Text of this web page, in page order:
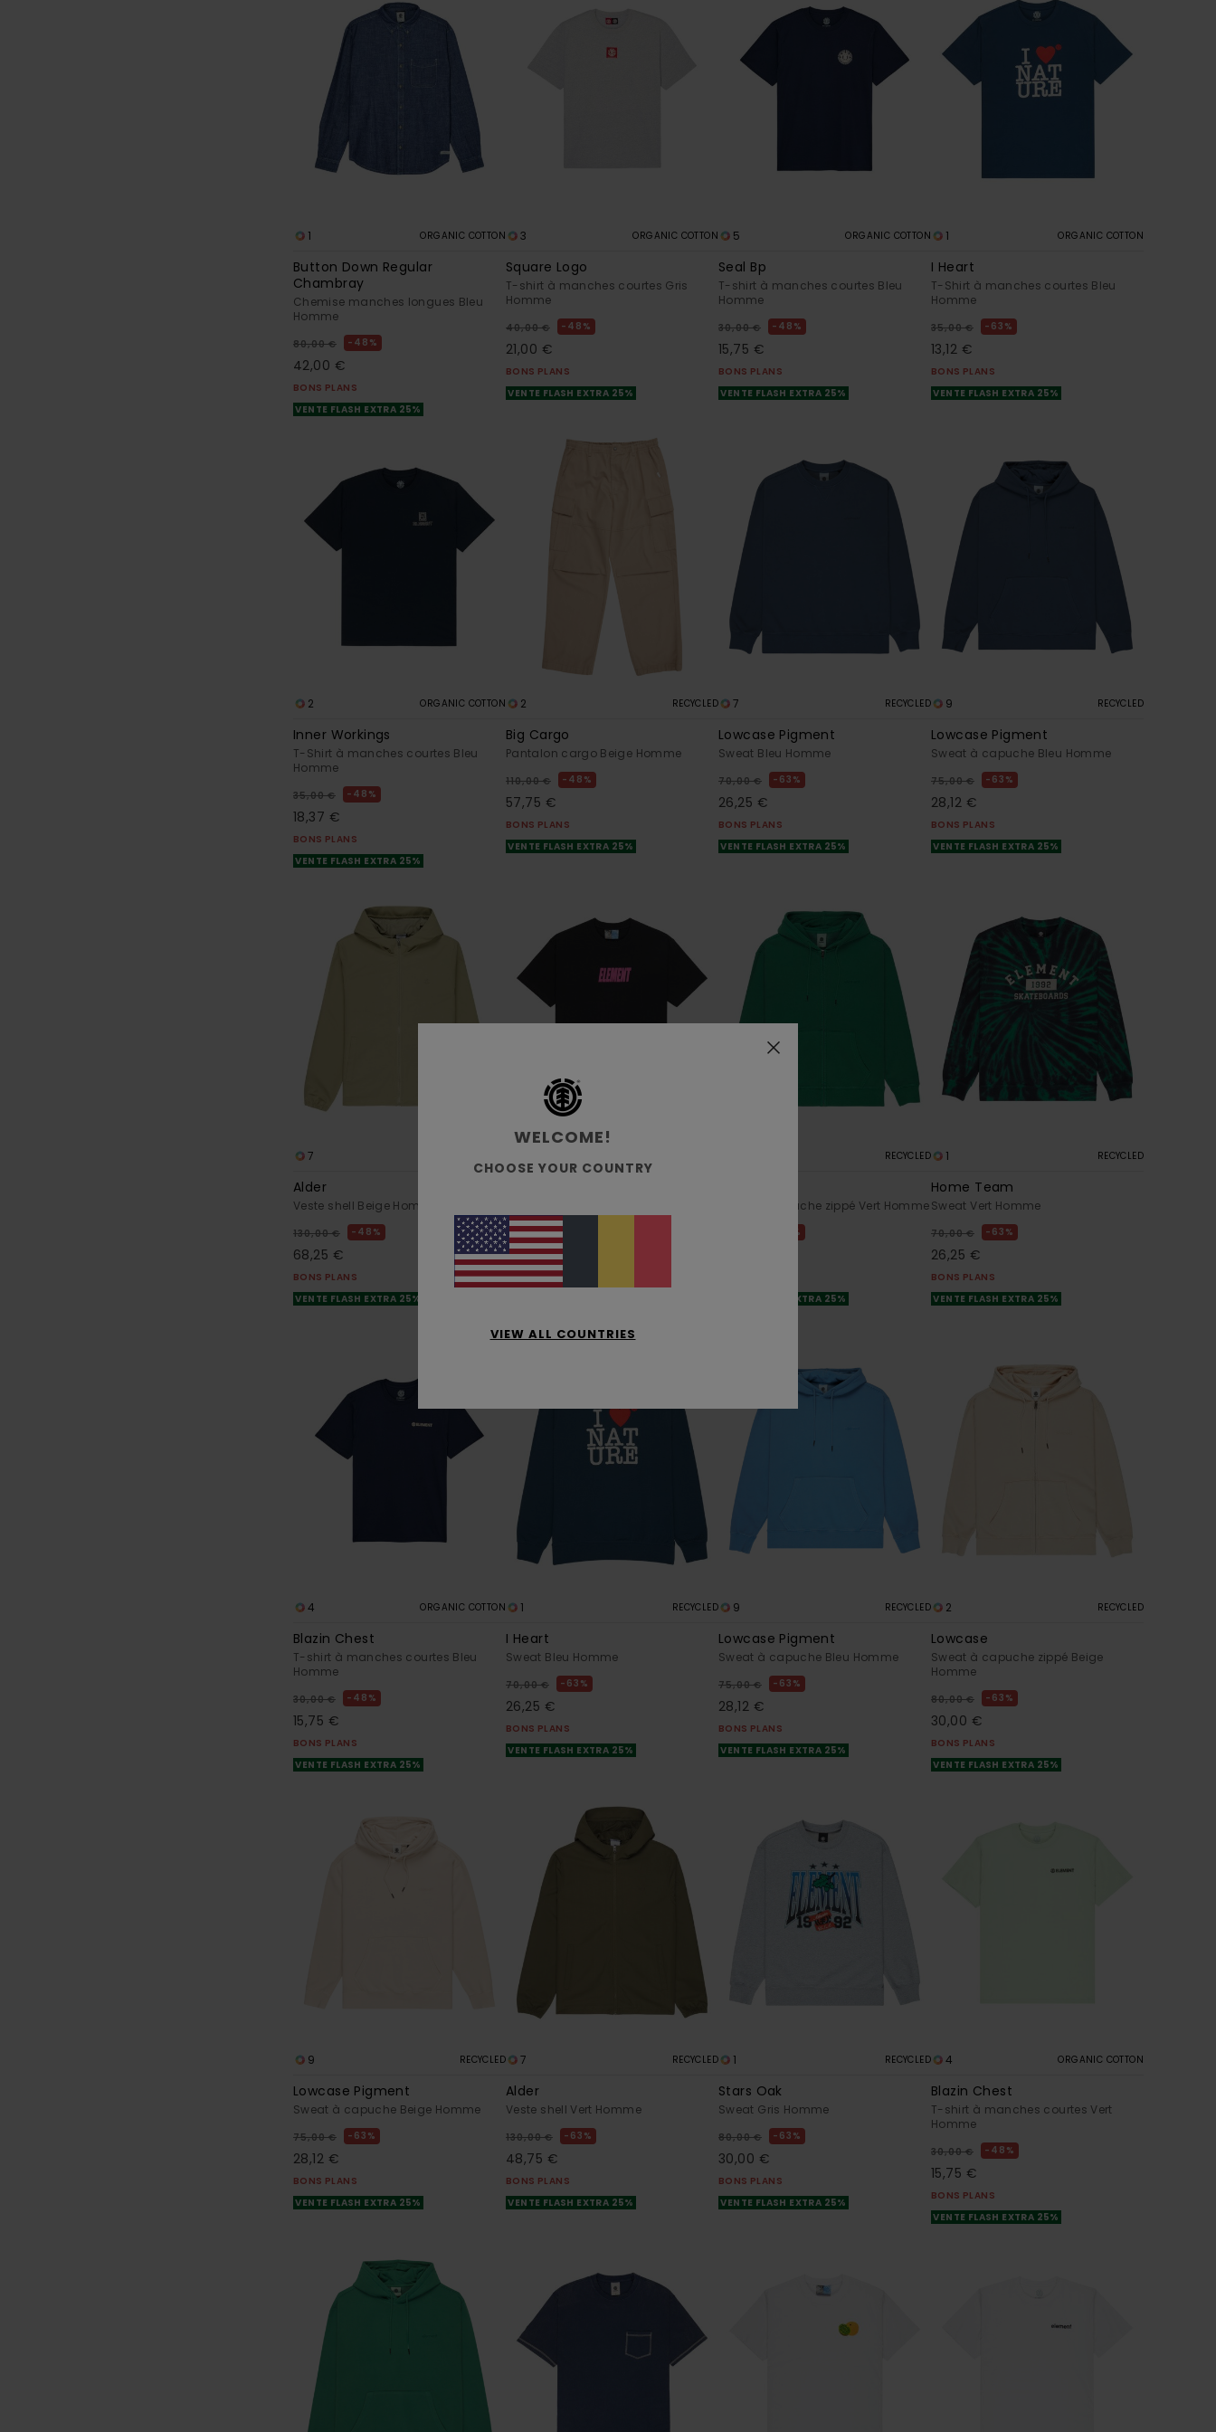
1 ORGANIC COTTON
Button Down Regular
Chambray
Chemise manches longues Bleu
Homme
80,00 € 48%
42,00 €
BONS PLANS
VENTE FLASH EXTRA 25%
3 ORGANIC COTTON
Square Logo
T-shirt à manches courtes Gris
Homme
40,00 € 48%
21,00 €
BONS PLANS
VENTE FLASH EXTRA 25%
5 ORGANIC COTTON
Seal Bp
T-shirt à manches courtes Bleu
Homme
30,00 € 48%
15,75 €
BONS PLANS
VENTE FLASH EXTRA 25%
1 ORGANIC COTTON
I Heart
T-Shirt à manches courtes Bleu
Homme
35,00 € 63%
13,12 €
BONS PLANS
VENTE FLASH EXTRA 25%
2 ORGANIC COTTON
Inner Workings
T-Shirt à manches courtes Bleu
Homme
35,00 € 48%
18,37 €
BONS PLANS
VENTE FLASH EXTRA 25%
2 RECYCLED
Big Cargo
Pantalon cargo Beige Homme
110,00 € 48%
57,75 €
BONS PLANS
VENTE FLASH EXTRA 25%
7 RECYCLED
Lowcase Pigment
Sweat Bleu Homme
70,00 € 63%
26,25 €
BONS PLANS
VENTE FLASH EXTRA 25%
9 RECYCLED
Lowcase Pigment
Sweat à capuche Bleu Homme
75,00 € 63%
28,12 €
BONS PLANS
VENTE FLASH EXTRA 25%
7
Alder
Veste shell Beige Homme
130,00 € 48%
68,25 €
BONS PLANS
VENTE FLASH EXTRA 25%
Homme
35,00 €
18,37 €
BONS PLANS
RECYCLED
Sweat à capuche zippé Vert Homme
63%
VENTE FLASH EXTRA 25%
1 RECYCLED
Home Team
Sweat Vert Homme
70,00 € 63%
26,25 €
BONS PLANS
VENTE FLASH EXTRA 25%
4 ORGANIC COTTON
Blazin Chest
T-shirt à manches courtes Bleu
Homme
30,00 € 48%
15,75 €
BONS PLANS
VENTE FLASH EXTRA 25%
1 RECYCLED
I Heart
Sweat Bleu Homme
70,00 € 63%
26,25 €
BONS PLANS
VENTE FLASH EXTRA 25%
9 RECYCLED
Lowcase Pigment
Sweat à capuche Bleu Homme
75,00 € 63%
28,12 €
BONS PLANS
VENTE FLASH EXTRA 25%
2 RECYCLED
Lowcase
Sweat à capuche zippé Beige
Homme
80,00 € 63%
30,00 €
BONS PLANS
VENTE FLASH EXTRA 25%
9 RECYCLED
Lowcase Pigment
Sweat à capuche Beige Homme
75,00 € 63%
28,12 €
BONS PLANS
VENTE FLASH EXTRA 25%
7 RECYCLED
Alder
Veste shell Vert Homme
130,00 € 63%
48,75 €
BONS PLANS
VENTE FLASH EXTRA 25%
1 RECYCLED
Stars Oak
Sweat Gris Homme
80,00 € 63%
30,00 €
BONS PLANS
VENTE FLASH EXTRA 25%
4 ORGANIC COTTON
Blazin Chest
T-shirt à manches courtes Vert
Homme
30,00 € 48%
15,75 €
BONS PLANS
VENTE FLASH EXTRA 25%
WELCOME!
CHOOSE YOUR COUNTRY
VIEW ALL COUNTRIES